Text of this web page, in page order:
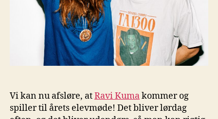
Vi kan nu afsløre, atRavi Kumakommer og
spiller til årets elevmøde! Det bliver lørdag